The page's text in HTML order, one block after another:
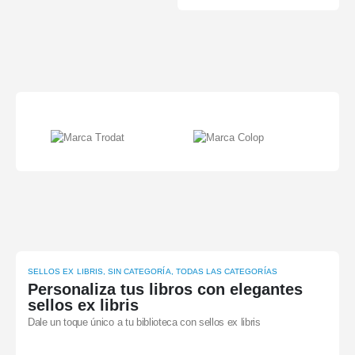
SELLOS EX LIBRIS, SIN CATEGORÍA TODAS LAS CATEGORÍAS
Personaliza tus libros con elegantes
sellos ex libris
Dale un toque único a tu biblioteca con sellos ex libris